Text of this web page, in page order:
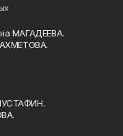
МАГАДЕЕВА.